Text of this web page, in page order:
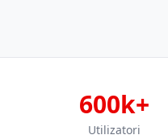
600k+
Utilizatori